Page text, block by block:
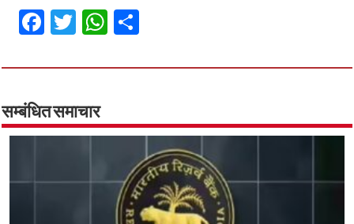
Fa
ce
b
o
o
k
T
wi
tt
er
W
h
at
p
p
ar
सम्बंधित समाचार